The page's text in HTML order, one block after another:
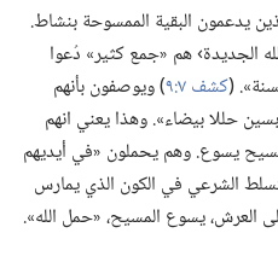
يدعمون البقية الممسوحة بنشاط.‏
الجديدة› هم «جمع كثير» دُعوا
(‏كشف ٧:‏٩
‏)‏ ويوصفون بأنهم
حللا بيضاء».‏ وهذا يعني انهم
يسوع.‏ وهم يحملون «في أيديهم
الشرعي في الكون الذي يمارس
يسوع المسيح،‏ «حمل الله».‏